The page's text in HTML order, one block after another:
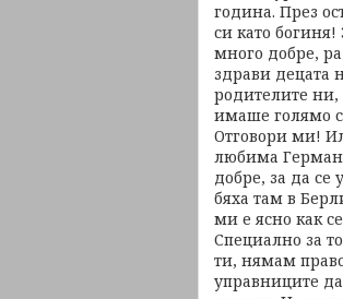
година. През
си като
много добре,
здрави децата
родителите
имаше голямо
Отговори ми!
любима
добре, за да се
бяха там в
ми е ясно как
Специално за
ти, нямам
управниците